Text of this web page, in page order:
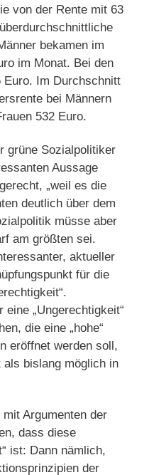
von der Rente mit 63
bekamen im
im Monat. Bei den
Euro. Im Durchschnitt
bei Männern
532 Euro.
grüne Sozialpolitiker
Aussage
„weil es die
deutlich über dem
müsse aber
am größten sei.
aktueller
für die
„Ungerechtigkeit“
die eine „hohe“
eröffnet werden soll,
bislang möglich in
Argumenten der
dass diese
ist: Dann nämlich,
der